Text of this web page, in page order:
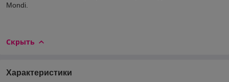
Mondi.
Скрыть
Характеристики